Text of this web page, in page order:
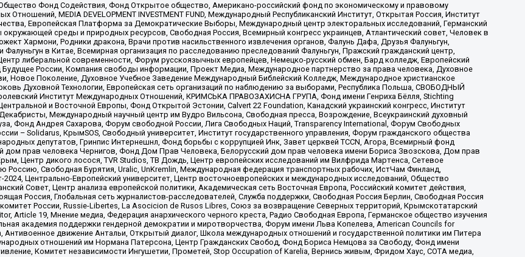
Фонд Содействия, Фонд Открытое общество, Американо-российский фонд по экономическому и правовому
MEDIA DEVELOPMENT INVESTMENT FUND, Международный Республиканский Институт, Открытая Россия, Институт
Европейская Платформа за Демократические Выборы, Международный центр электоральных исследований, Германский
среды и природных ресурсов, Свободная Россия, Всемирный конгресс украинцев, Атлантический совет, Человек в
Хармони, Родники дракона, Врачи против насильственного извлечения органов, Фалунь Дафа, Друзья Фалуньгун,
в Китае, Всемирная организация по расследованию преследований Фалуньгун, Пражский гражданский центр,
либеральной современности, Форум русскоязычных европейцев, Немецко-русский обмен, Бард колледж, Европейский
России, Компания свободы информации, Проект Медиа, Международное партнерство за права человека, Духовное
Новое Поколение, Духовное Учебное Заведение Международный Библейский Колледж, Международное христианское
Духовной Технологии, Европейская сеть организаций по наблюдению за выборами, Республика Польша, СВОБОДНЫЙ
Институт Международных Отношений, КРИМСЬКА ПРАВОЗАХИСНА ГРУПА, Фонд имени Генриха Бёлля, Stichting
и Восточной Европы, Фонд Открытой Эстонии, Calvert 22 Foundation, Канадский украинский конгресс, Институт
Международный научный центр им Вудро Вильсона, Свободная пресса, Возрождение, Всеукраинский духовный
Фонд Андрея Сахарова, Форум свободной России, Лига Свободных Наций, Transparеncy International, Форум Свободных
– Solidarus, КрымSOS, Свободный университет, Институт государственного управления, Форум гражданского общества
депутатов, Гринпис Интернешнл, Фонд борьбы с коррупцией Инк, Завет церквей TCCN, Агора, Всемирный фонд
дом прав человека Чернигов, Фонд Дом Прав Человека, Белорусский дом прав человека имени Бориса Звозскова, Дом прав
Центр дикого лосося, TVR Studios, ТВ Дождь, Центр европейских исследований им Вилфрида Мартенса, Сетевое
Свободная Бурятия, Uralic, UnKremlin, Международная федерация транспортных рабочих, ИстЧам Финланд,
Центрально-Европейский университет, Центр восточноевропейских и международных исследований, Общество
Совет, Центр анализа европейской политики, Академическая сеть Восточная Европа, Российский комитет действия,
Россия, Глобальная сеть журналистов-расследователей, Служба поддержки, Свободная Россия Берлин, Свободная Россия
России, Russie-Libertes, La Asocicion de Rusos Libres, Союз за возвращение Северных территорий, Крымскотатарский
Article 19, Мнение медиа, Федерация анархического черного креста, Радио Свободная Европа, Германское общество изучения
академия поддержки гендерной демократии и миротворчества, Форум имени Льва Копелева, American Councils for
Антивоенное движение Антальи, Открытый диалог, Школа международных отношений и государственной политики им Питера
отношений им Нормана Патерсона, Центр Гражданских Свобод, Фонд Бориса Немцова за Свободу, Фонд имени
Комитет независимости Ингушетии, Прометей, Stop Occupation of Karelia, Вернись живым, Фридом Хаус, СОТА медиа,